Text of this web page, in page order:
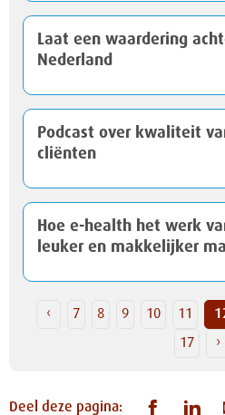
Laat een waardering
Nederland
Podcast over kwaliteit
cliënten
Hoe e-health het werk
leuker en makkelijker
‹ 7 8 9 10 11
17
›
Deel deze pagina: